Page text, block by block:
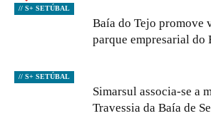
// S+ SETÚBAL
Baía do Tejo promove
parque empresarial do
// S+ SETÚBAL
Simarsul associa-se a
Travessia da Baía de